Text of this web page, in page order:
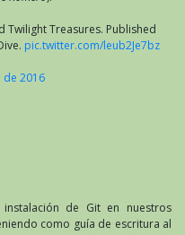
Twilight Treasures. Published
pic.twitter.com/leub2Je7bz
de 2016
de Git en nuestros
como guía de escritura al